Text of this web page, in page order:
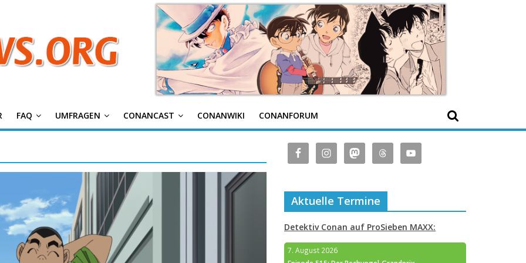
FAQ UMFRAGEN CONANCAST CONANWIKI CONANFORUM
Aktuelle Termine
Detektiv Conan auf ProSieben MAXX:
7. August 2026